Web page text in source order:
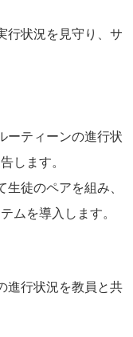
行状況を見守り、サ
ーティーンの進行状
します。
生徒のペアを組み、
ムを導入します。
進行状況を教員と共